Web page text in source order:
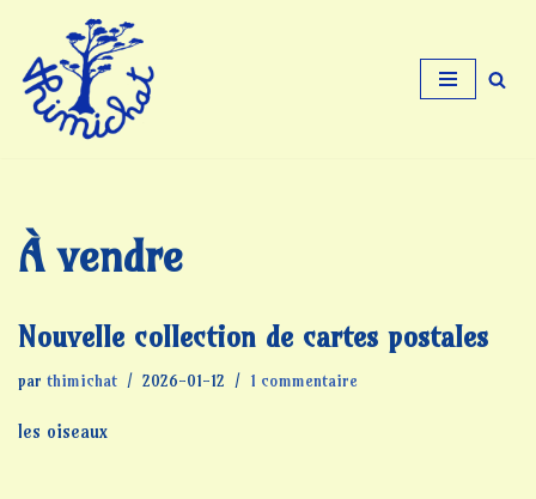
Aller
au
contenu
À vendre
Nouvelle collection de cartes postales
par thimichat 2026-01-12 1 commentaire
les oiseaux